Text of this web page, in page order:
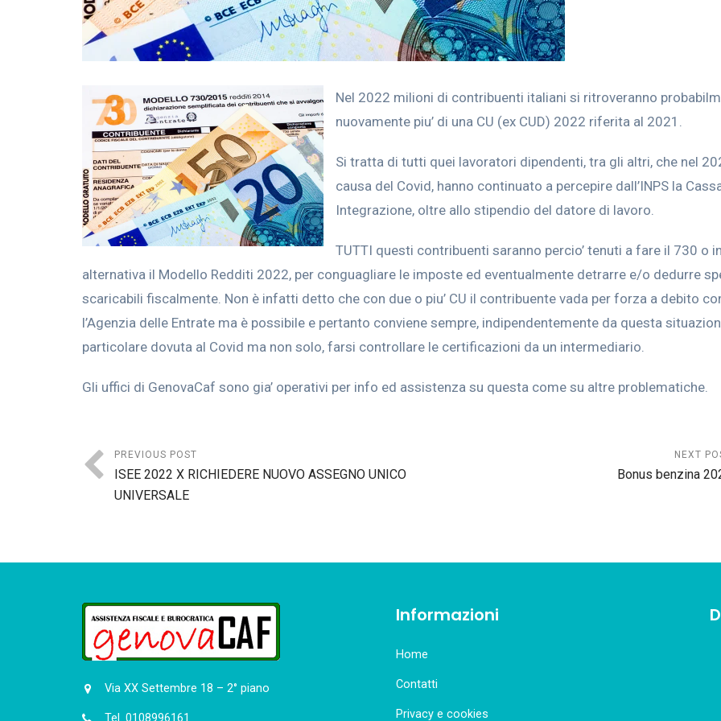
Nel 2022 milioni di contribuenti italiani si ritroveranno
nuovamente piu’ di una CU (ex CUD) 2022 riferita al 2021.
Si tratta di tutti quei lavoratori dipendenti, tra gli altri, che nel
causa del Covid, hanno continuato a percepire dall’INPS la
Integrazione, oltre allo stipendio del datore di lavoro.
TUTTI questi contribuenti saranno percio’ tenuti a fare il 730 o in
alternativa il Modello Redditi 2022, per conguagliare le imposte ed eventualmente detrarre e/o dedurre
scaricabili fiscalmente. Non è infatti detto che con due o piu’ CU il contribuente vada per forza a debito
l’Agenzia delle Entrate ma è possibile e pertanto conviene sempre, indipendentemente da questa
particolare dovuta al Covid ma non solo, farsi controllare le certificazioni da un intermediario.
Gli uffici di GenovaCaf sono gia’ operativi per info ed assistenza su questa come su altre problematiche.
PREVIOUS POST
ISEE 2022 X RICHIEDERE NUOVO ASSEGNO UNICO
UNIVERSALE
NEXT
Bonus benzina
Via XX Settembre 18 – 2° piano
Tel. 0108996161
Informazioni
Home
Contatti
Privacy e cookies